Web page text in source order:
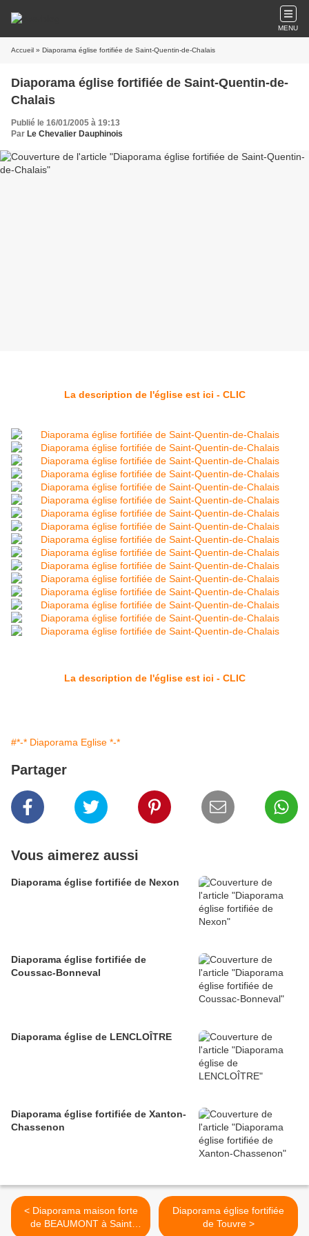
MENU
Accueil » Diaporama église fortifiée de Saint-Quentin-de-Chalais
Diaporama église fortifiée de Saint-Quentin-de-
Chalais
Publié le 16/01/2005 à 19:13
Par Le Chevalier Dauphinois
La description de l'église est ici - CLIC
La description de l'église est ici - CLIC
#*-* Diaporama Eglise *-*
Partager
Vous aimerez aussi
Diaporama église fortifiée de Nexon
Diaporama église fortifiée de
Coussac-Bonneval
Diaporama église de LENCLOÎTRE
Diaporama église fortifiée de Xanton-
Chassenon
< Diaporama maison forte
de BEAUMONT à Saint
Diaporama église fortifiée
de Touvre >